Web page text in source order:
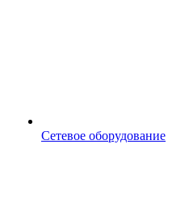
Сетевое оборудование